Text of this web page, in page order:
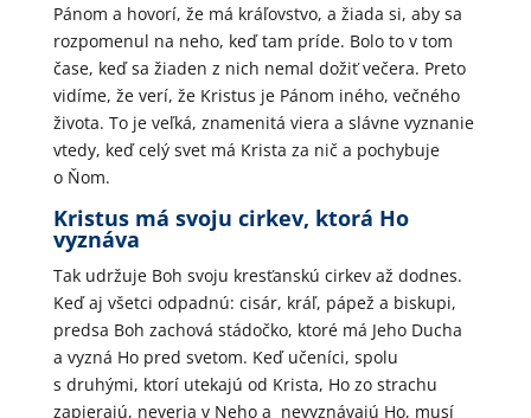
Pánom a hovorí, že má kráľovstvo, a žiada si, aby sa
rozpomenul na neho, keď tam príde. Bolo to v tom
čase, keď sa žiaden z nich nemal dožiť večera. Preto
vidíme, že verí, že Kristus je Pánom iného, večného
života. To je veľká, znamenitá viera a slávne vyznanie
vtedy, keď celý svet má Krista za nič a pochybuje
o Ňom.
Kristus má svoju cirkev, ktorá Ho
vyznáva
Tak udržuje Boh svoju kresťanskú cirkev až dodnes.
Keď aj všetci odpadnú: cisár, kráľ, pápež a biskupi,
predsa Boh zachová stádočko, ktoré má Jeho Ducha
a vyzná Ho pred svetom. Keď učeníci, spolu
s druhými, ktorí utekajú od Krista, Ho zo strachu
zapierajú, neveria v Neho a nevyznávajú Ho, musí